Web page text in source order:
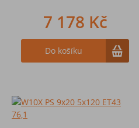
7 178 Kč
Do košíku